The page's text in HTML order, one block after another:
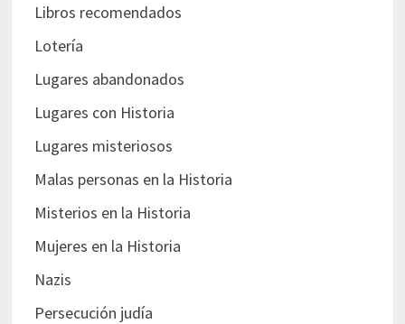
Libros recomendados
Lotería
Lugares abandonados
Lugares con Historia
Lugares misteriosos
Malas personas en la Historia
Misterios en la Historia
Mujeres en la Historia
Nazis
Persecución judía